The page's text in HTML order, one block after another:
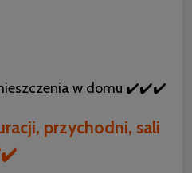
w domu ✔️✔️✔️
przychodni, sali